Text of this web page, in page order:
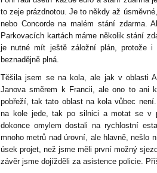
to zeje prázdnotou. Je to někdy až
nebo Concorde na malém stání
Parkovacích kartách máme několik stání
je nutné mít ještě záložní plán, protože i
beznadějně plná.
Těšila jsem se na kola, ale jak v oblasti
Janova směrem k Francii, ale ono to ani
pobřeží, tak tato oblast na kola vůbec
na kole jede, tak po silnici a motat se v
dokonce omylem dostali na rychlostní
mnoho metrů nad úrovní, ale hlavně, nešlo
úsek projet, než jsme měli první možný
závěr jsme dojížděli za asistence policie.